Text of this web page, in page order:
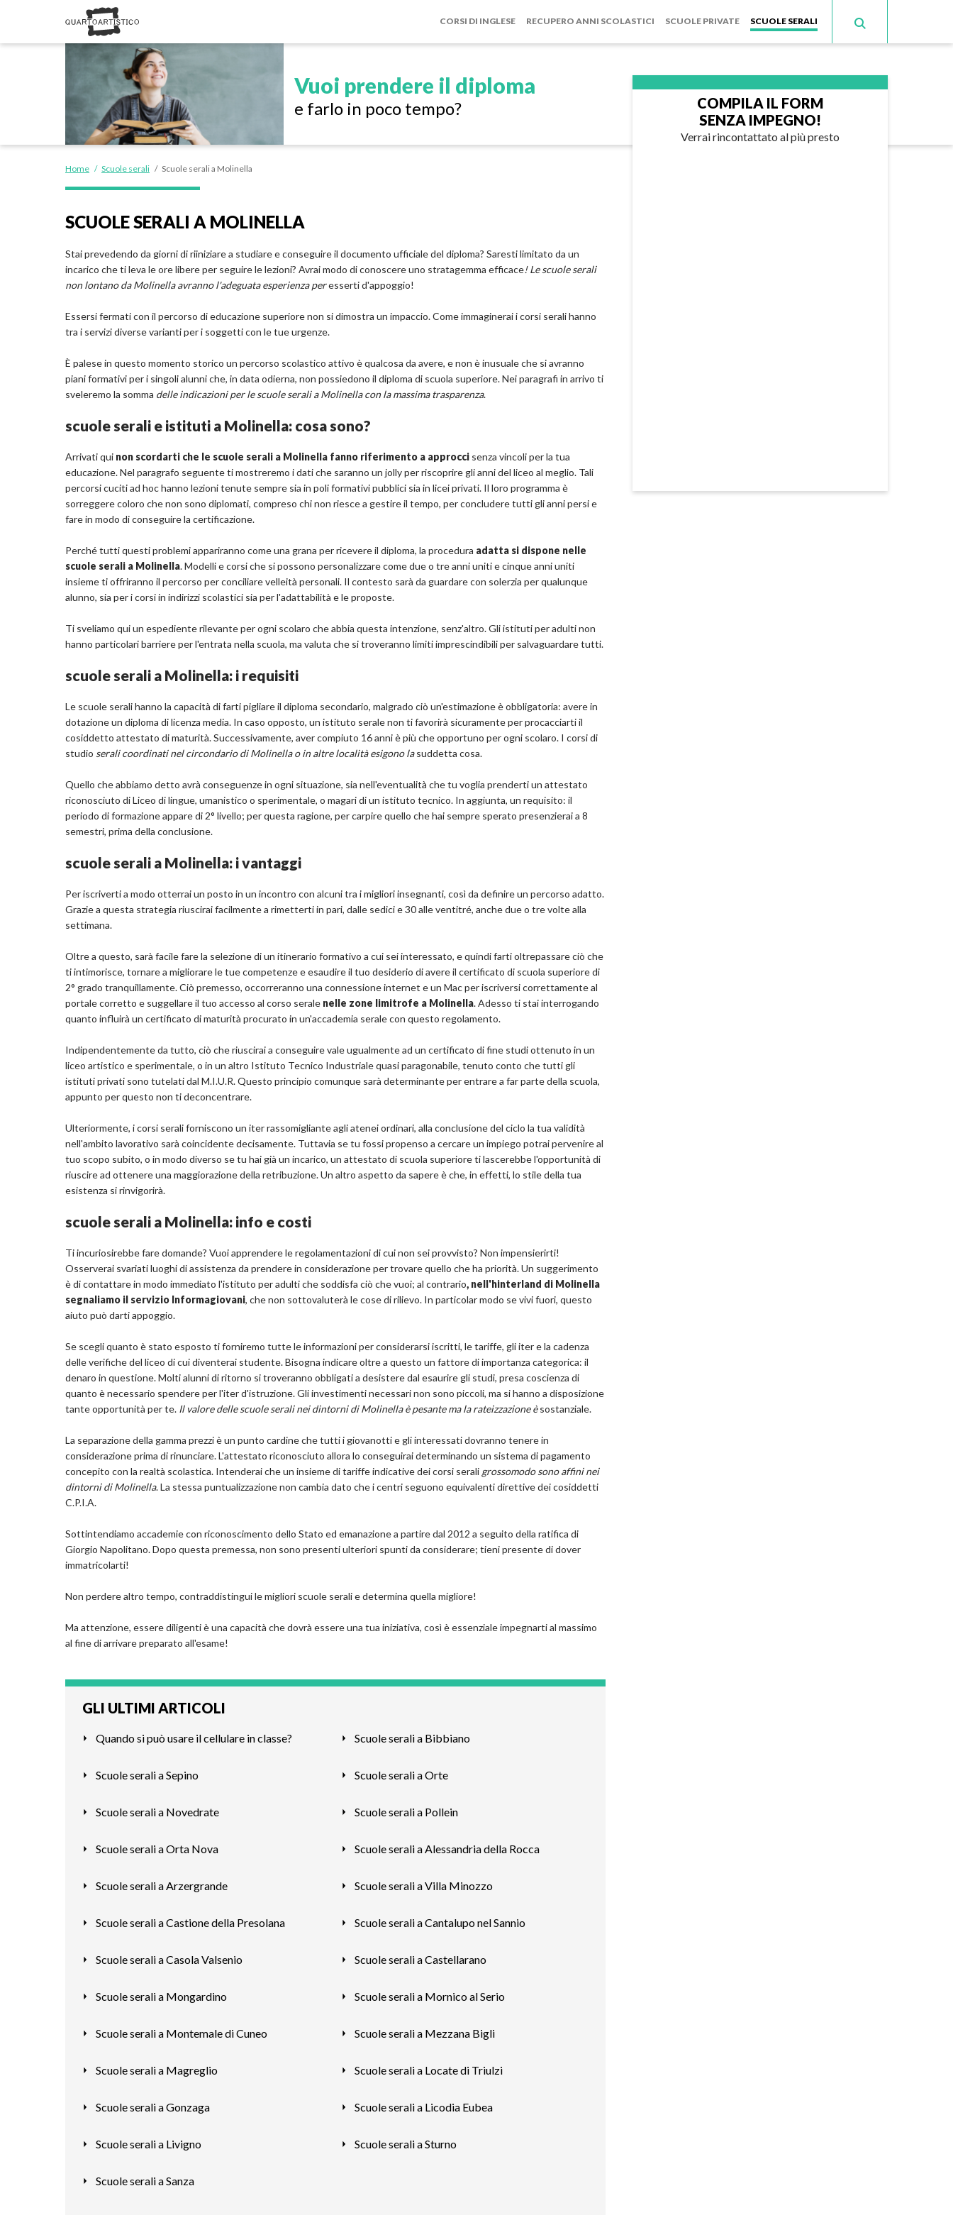
CORSI DI INGLESE RECUPERO ANNI SCOLASTICI SCUOLE PRIVATE SCUOLE SERALI
Vuoi prendere il diploma
e farlo in poco tempo?
Home / Scuole serali / Scuole serali a Molinella
SCUOLE SERALI A MOLINELLA
Stai prevedendo da giorni di riiniziare a studiare e conseguire il documento ufficiale del diploma? Saresti limitato da un
incarico che ti leva le ore libere per seguire le lezioni? Avrai modo di conoscere uno stratagemma efficace! Le scuole serali
non lontano da Molinella avranno l'adeguata esperienza peresserti d'appoggio!
Essersi fermati con il percorso di educazione superiore non si dimostra un impaccio. Come immaginerai i corsi serali hanno
tra i servizi diverse varianti per i soggetti con le tue urgenze.
È palese in questo momento storico un percorso scolastico attivo è qualcosa da avere, e non è inusuale che si avranno
piani formativi per i singoli alunni che, in data odierna, non possiedono il diploma di scuola superiore. Nei paragrafi in arrivo ti
sveleremo la somma delle indicazioni per le scuole serali a Molinella con la massima trasparenza.
scuole serali e istituti a Molinella: cosa sono?
Arrivati qui non scordarti che le scuole serali a Molinella fanno riferimento a approcci senza vincoli per la tua
educazione. Nel paragrafo seguente ti mostreremo i dati che saranno un jolly per riscoprire gli anni del liceo al meglio. Tali
percorsi cuciti ad hoc hanno lezioni tenute sempre sia in poli formativi pubblici sia in licei privati. Il loro programma è
sorreggere coloro che non sono diplomati, compreso chi non riesce a gestire il tempo, per concludere tutti gli anni persi e
fare in modo di conseguire la certificazione.
Perché tutti questi problemi appariranno come una grana per ricevere il diploma, la procedura adatta si dispone nelle
scuole serali a Molinella. Modelli e corsi che si possono personalizzare come due o tre anni uniti e cinque anni uniti
insieme ti offriranno il percorso per conciliare velleità personali. Il contesto sarà da guardare con solerzia per qualunque
alunno, sia per i corsi in indirizzi scolastici sia per l'adattabilità e le proposte.
Ti sveliamo qui un espediente rilevante per ogni scolaro che abbia questa intenzione, senz'altro. Gli istituti per adulti non
hanno particolari barriere per l'entrata nella scuola, ma valuta che si troveranno limiti imprescindibili per salvaguardare tutti.
scuole serali a Molinella: i requisiti
Le scuole serali hanno la capacità di farti pigliare il diploma secondario, malgrado ciò un'estimazione è obbligatoria: avere in
dotazione un diploma di licenza media. In caso opposto, un istituto serale non ti favorirà sicuramente per procacciarti il
cosiddetto attestato di maturità. Successivamente, aver compiuto 16 anni è più che opportuno per ogni scolaro. I corsi di
studio serali coordinati nel circondario di Molinella o in altre località esigono lasuddetta cosa.
Quello che abbiamo detto avrà conseguenze in ogni situazione, sia nell'eventualità che tu voglia prenderti un attestato
riconosciuto di Liceo di lingue, umanistico o sperimentale, o magari di un istituto tecnico. In aggiunta, un requisito: il
periodo di formazione appare di 2° livello; per questa ragione, per carpire quello che hai sempre sperato presenzierai a 8
semestri, prima della conclusione.
scuole serali a Molinella: i vantaggi
Per iscriverti a modo otterrai un posto in un incontro con alcuni tra i migliori insegnanti, così da definire un percorso adatto.
Grazie a questa strategia riuscirai facilmente a rimetterti in pari, dalle sedici e 30 alle ventitré, anche due o tre volte alla
settimana.
Oltre a questo, sarà facile fare la selezione di un itinerario formativo a cui sei interessato, e quindi farti oltrepassare ciò che
ti intimorisce, tornare a migliorare le tue competenze e esaudire il tuo desiderio di avere il certificato di scuola superiore di
2° grado tranquillamente. Ciò premesso, occorreranno una connessione internet e un Mac per iscriversi correttamente al
portale corretto e suggellare il tuo accesso al corso serale nelle zone limitrofe a Molinella. Adesso ti stai interrogando
quanto influirà un certificato di maturità procurato in un'accademia serale con questo regolamento.
Indipendentemente da tutto, ciò che riuscirai a conseguire vale ugualmente ad un certificato di fine studi ottenuto in un
liceo artistico e sperimentale, o in un altro Istituto Tecnico Industriale quasi paragonabile, tenuto conto che tutti gli
istituti privati sono tutelati dal M.I.U.R. Questo principio comunque sarà determinante per entrare a far parte della scuola,
appunto per questo non ti deconcentrare.
Ulteriormente, i corsi serali forniscono un iter rassomigliante agli atenei ordinari, alla conclusione del ciclo la tua validità
nell'ambito lavorativo sarà coincidente decisamente. Tuttavia se tu fossi propenso a cercare un impiego potrai pervenire al
tuo scopo subito, o in modo diverso se tu hai già un incarico, un attestato di scuola superiore ti lascerebbe l'opportunità di
riuscire ad ottenere una maggiorazione della retribuzione. Un altro aspetto da sapere è che, in effetti, lo stile della tua
esistenza si rinvigorirà.
scuole serali a Molinella: info e costi
Ti incuriosirebbe fare domande? Vuoi apprendere le regolamentazioni di cui non sei provvisto? Non impensierirti!
Osserverai svariati luoghi di assistenza da prendere in considerazione per trovare quello che ha priorità. Un suggerimento
è di contattare in modo immediato l'istituto per adulti che soddisfa ciò che vuoi; al contrario, nell'hinterland di Molinella
segnaliamo il servizio Informagiovani, che non sottovaluterà le cose di rilievo. In particolar modo se vivi fuori, questo
aiuto può darti appoggio.
Se scegli quanto è stato esposto ti forniremo tutte le informazioni per considerarsi iscritti, le tariffe, gli iter e la cadenza
delle verifiche del liceo di cui diventerai studente. Bisogna indicare oltre a questo un fattore di importanza categorica: il
denaro in questione. Molti alunni di ritorno si troveranno obbligati a desistere dal esaurire gli studi, presa coscienza di
quanto è necessario spendere per l'iter d'istruzione. Gli investimenti necessari non sono piccoli, ma si hanno a disposizione
tante opportunità per te. Il valore delle scuole serali nei dintorni di Molinella è pesante ma la rateizzazione èsostanziale.
La separazione della gamma prezzi è un punto cardine che tutti i giovanotti e gli interessati dovranno tenere in
considerazione prima di rinunciare. L'attestato riconosciuto allora lo conseguirai determinando un sistema di pagamento
concepito con la realtà scolastica. Intenderai che un insieme di tariffe indicative dei corsi serali grossomodo sono affini nei
dintorni di Molinella. La stessa puntualizzazione non cambia dato che i centri seguono equivalenti direttive dei cosiddetti
C.P.I.A.
Sottintendiamo accademie con riconoscimento dello Stato ed emanazione a partire dal 2012 a seguito della ratifica di
Giorgio Napolitano. Dopo questa premessa, non sono presenti ulteriori spunti da considerare; tieni presente di dover
immatricolarti!
Non perdere altro tempo, contraddistingui le migliori scuole serali e determina quella migliore!
Ma attenzione, essere diligenti è una capacità che dovrà essere una tua iniziativa, così è essenziale impegnarti al massimo
al fine di arrivare preparato all'esame!
COMPILA IL FORM
SENZA IMPEGNO!
Verrai rincontattato al più presto
GLI ULTIMI ARTICOLI
Quando si può usare il cellulare in classe? Scuole serali a Bibbiano
Scuole serali a Sepino Scuole serali a Orte
Scuole serali a Novedrate Scuole serali a Pollein
Scuole serali a Orta Nova Scuole serali a Alessandria della Rocca
Scuole serali a Arzergrande Scuole serali a Villa Minozzo
Scuole serali a Castione della Presolana Scuole serali a Cantalupo nel Sannio
Scuole serali a Casola Valsenio Scuole serali a Castellarano
Scuole serali a Mongardino Scuole serali a Mornico al Serio
Scuole serali a Montemale di Cuneo Scuole serali a Mezzana Bigli
Scuole serali a Magreglio Scuole serali a Locate di Triulzi
Scuole serali a Gonzaga Scuole serali a Licodia Eubea
Scuole serali a Livigno Scuole serali a Sturno
Scuole serali a Sanza